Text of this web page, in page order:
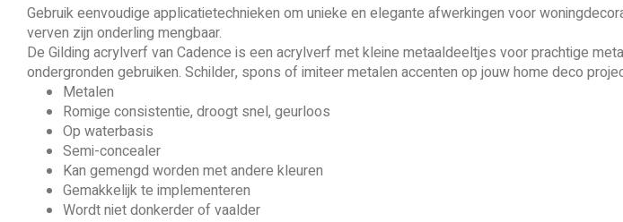
Gebruik eenvoudige applicatietechnieken om unieke en elegante afwerkingen voor
verven zijn onderling mengbaar.
De Gilding acrylverf van Cadence is een acrylverf met kleine metaaldeeltjes voor prachtige
ondergronden gebruiken. Schilder, spons of imiteer metalen accenten op jouw home deco
Metalen
Romige consistentie, droogt snel, geurloos
Op waterbasis
Semi-concealer
Kan gemengd worden met andere kleuren
Gemakkelijk te implementeren
Wordt niet donkerder of vaalder